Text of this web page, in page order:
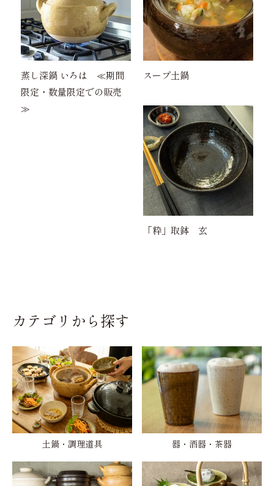
蒸し深鍋 いろは ≪期間
限定・数量限定での販売
≫
スープ土鍋
「粋」取鉢 玄
カテゴリから探す
土鍋・調理道具 器・酒器・茶器